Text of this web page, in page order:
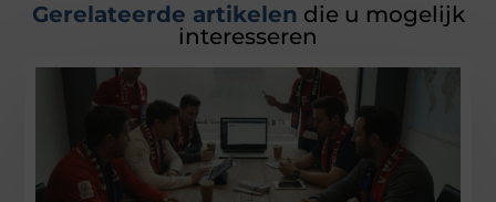
Gerelateerde artikelen die u mogelijk
interesseren